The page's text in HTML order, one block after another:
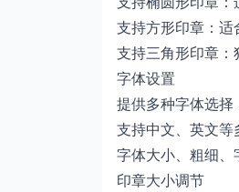
支持方形印章：适
支持三角形印章：
字体设置
提供多种字体选择
支持中文、英文等
字体大小、粗细、
印章大小调节